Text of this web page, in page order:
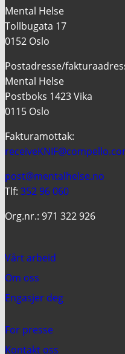
Mental Helse
Tollbugata 17
0152 Oslo
Postadresse/
Mental Helse
Postboks 1423 Vika
0115 Oslo
Fakturamottak:
post@mentalhelse.no
Tlf: 352 96 060
Org.nr.: 971 322 926
Vårt arbeid
Om oss
Engasjer deg
For presse
Kontakt oss